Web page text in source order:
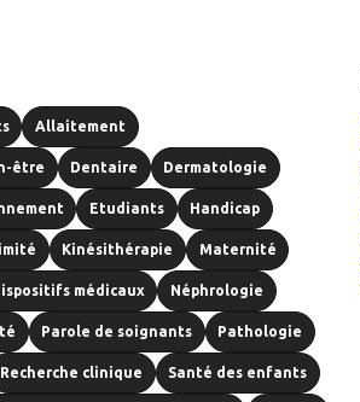
Allaitement
être Dentaire Dermatologie
Etudiants Handicap
Kinésithérapie Maternité
médicaux Néphrologie
Parole de soignants Pathologie
Recherche clinique Santé des enfants